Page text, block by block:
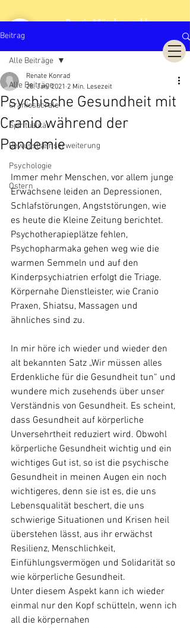
Praxis Märchenwald
Beitrag
Alle Beiträge
Craniosacrale
Spiritualität
Bewusstseinserweiterung
Psychologie
Ostern
Alle Beiträge
Psychische Gesundheit mit
Cranio während der
Pandemie
Renate Konrad
28. Jan. 2021 2 Min. Lesezeit
Immer mehr Menschen, vor allem junge
Erwachsene leiden an Depressionen,
Schlafstörungen, Angststörungen, wie
es heute die Kleine Zeitung berichtet.
Psychotherapieplätze fehlen,
Psychopharmaka gehen weg wie die
warmen Semmeln und auf den
Kinderpsychiatrien erfolgt die Triage.
Körpernahe Dienstleister, wie Cranio
Praxen, Shiatsu, Massagen und
ähnliches sind zu.
In mir höre ich wieder und wieder den
alt bekannten Satz „Wir müssen alles
Erdenkliche für die Gesundheit tun“ und
wundere mich zusehends über unser
Verständnis von Gesundheit. Es scheint,
dass Gesundheit auf körperliche
Unversehrtheit reduziert wird. Obwohl
körperliche Gesundheit wichtig und ein
wichtiges Gut ist, so ist die psychische
Gesundheit in meinen Augen ein noch
wichtigeres, denn sie ist es, die uns
Lebensqualität beschert, die uns
schwierige Situationen und Krisen heil
überstehen lässt, aus ihr erwächst
Resilienz, Menschlichkeit,
Einfühlungsvermögen und Solidarität so
wie körperliche Gesundheit.
Unter diesem Aspekt kann ich wieder
einmal nur den Kopf schütteln, wenn ich
all die körpernahen